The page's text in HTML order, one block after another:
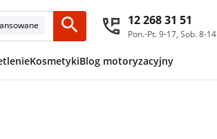
12 268 31 51
Pon.-Pt. 9-17, Sob. 8-14
KosmetykiBlog motoryzacyjny